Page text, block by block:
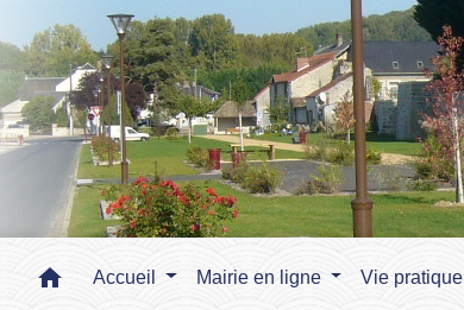
home Accueil Mairie en ligne Vie pratique